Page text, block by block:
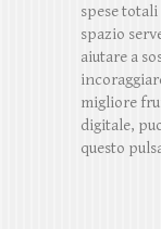
spese
spazio
aiutare a
migliore
digitale,
questo